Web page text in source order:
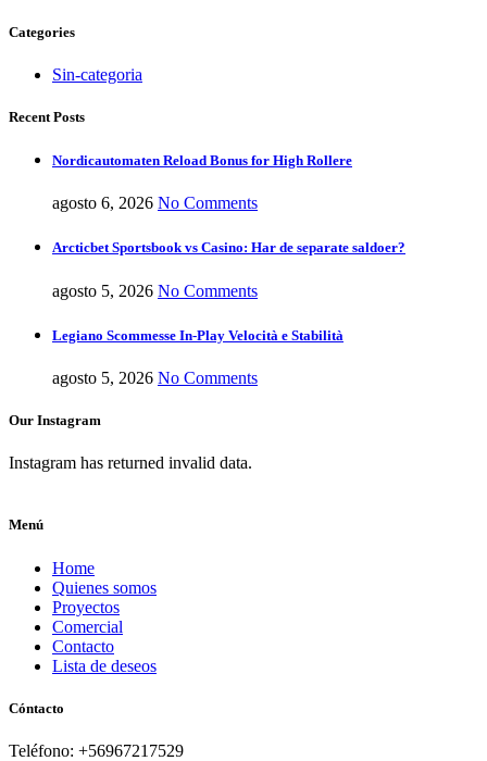
Categories
Sin-categoria
Recent Posts
Nordicautomaten Reload Bonus for High Rollere
agosto 6, 2026 No Comments
Arcticbet Sportsbook vs Casino: Har de separate saldoer?
agosto 5, 2026 No Comments
Legiano Scommesse In-Play Velocità e Stabilità
agosto 5, 2026 No Comments
Our Instagram
Instagram has returned invalid data.
Menú
Home
Quienes somos
Proyectos
Comercial
Contacto
Lista de deseos
Cóntacto
Teléfono: +56967217529